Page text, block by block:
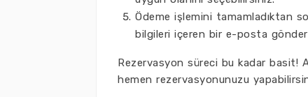
Ödeme işlemini tamamladıktan
bilgileri içeren bir e-posta
Rezervasyon süreci bu kadar basit!
hemen rezervasyonunuzu